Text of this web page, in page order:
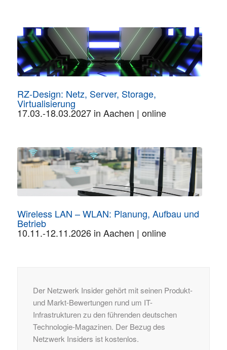
RZ-Design: Netz, Server, Storage,
Virtualisierung
17.03.-18.03.2027 in Aachen | online
Wireless LAN – WLAN: Planung, Aufbau und
Betrieb
10.11.-12.11.2026 in Aachen | online
Der Netzwerk Insider gehört mit seinen Produkt-
und Markt-Bewertungen rund um IT-
Infrastrukturen zu den führenden deutschen
Technologie-Magazinen. Der Bezug des
Netzwerk Insiders ist kostenlos.